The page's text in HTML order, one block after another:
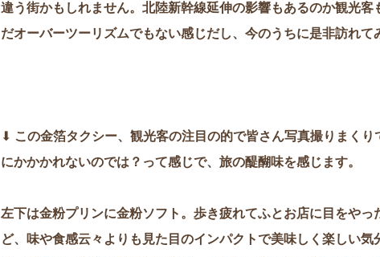
違う街かもしれません。北陸新幹線延伸の影響もあるのか観光客
だオーバーツーリズムでもない感じだし、今のうちに是非訪れて
⬇︎ この金箔タクシー、観光客の注目の的で皆さん写真撮りまくり
にかかかれないのでは？って感じで、旅の醍醐味を感じます。
左下は金粉プリンに金粉ソフト。歩き疲れてふとお店に目をやっ
ど、味や食感云々よりも見た目のインパクトで美味しく楽しい気